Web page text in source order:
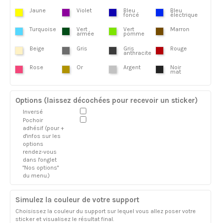
Jaune Violet Bleu
foncé
Bleu
électrique
Turquoise Vert
armée
Vert
pomme
Marron
Beige Gris Gris
anthracite
Rouge
Rose Or Argent Noir
mat
Options (laissez décochées pour recevoir un sticker)
Inversé
Pochoir
adhésif (pour +
d'infos sur les
options
rendez-vous
dans l'onglet
"Nos options"
du menu.)
Simulez la couleur de votre support
Choisissez la couleur du support sur lequel vous allez poser votre
sticker et visualisez le résultat final.